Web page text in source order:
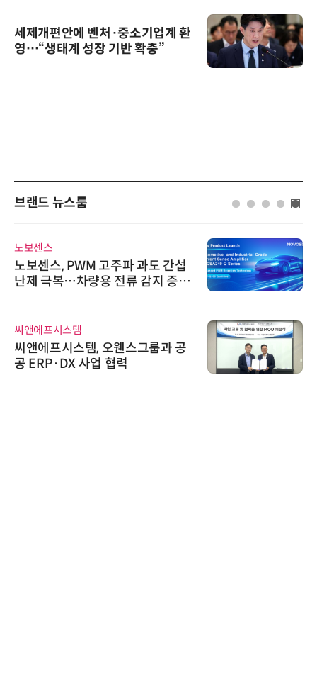
세제개편안에 벤처·중소기업계 환
영…“생태계 성장 기반 확충”
브랜드 뉴스룸
노보센스
노보센스, PWM 고주파 과도 간섭
난제 극복…차량용 전류 감지 증폭
씨앤에프시스템
씨앤에프시스템, 오웬스그룹과 공
공 ERP·DX 사업 협력